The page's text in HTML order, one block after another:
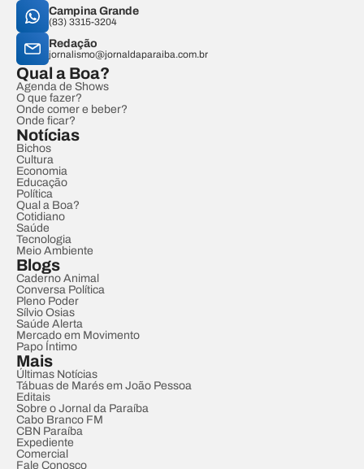
Campina Grande
(83) 3315-3204
Redação
jornalismo@jornaldaparaiba.com.br
Qual a Boa?
Agenda de Shows
O que fazer?
Onde comer e beber?
Onde ficar?
Notícias
Bichos
Cultura
Economia
Educação
Política
Qual a Boa?
Cotidiano
Saúde
Tecnologia
Meio Ambiente
Blogs
Caderno Animal
Conversa Política
Pleno Poder
Sílvio Osias
Saúde Alerta
Mercado em Movimento
Papo Íntimo
Mais
Últimas Notícias
Tábuas de Marés em João Pessoa
Editais
Sobre o Jornal da Paraíba
Cabo Branco FM
CBN Paraíba
Expediente
Comercial
Fale Conosco